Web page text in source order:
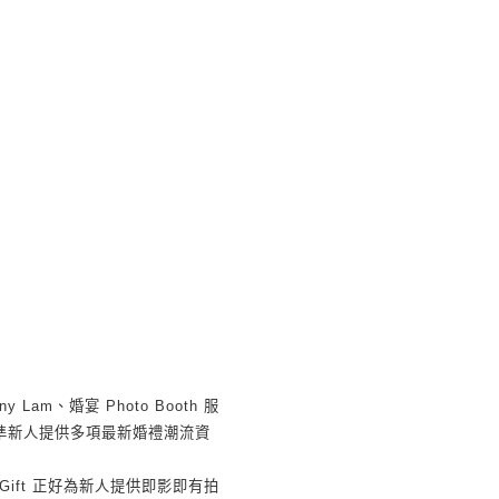
Lam 、婚宴 Photo Booth 服
新人提供多項最新婚禮潮流資
正好為新人提供即影即有拍